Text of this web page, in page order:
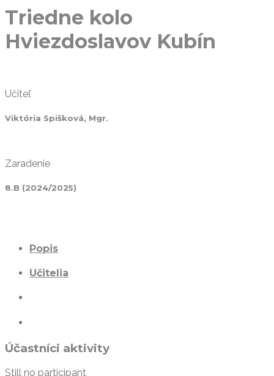
Triedne kolo
Hviezdoslavov Kubín
Učiteľ
Viktória Spišková, Mgr.
Zaradenie
8.B (2024/2025)
Popis
Učitelia
Účastníci aktivity
Still no participant